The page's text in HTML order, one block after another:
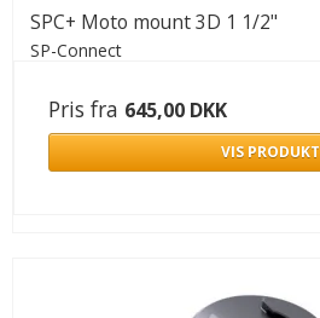
SPC+ Moto mount 3D 1 1/2"
SP-Connect
Pris fra 645,00 DKK
VIS PRODUKT